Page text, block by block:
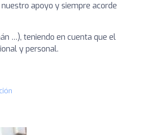
apoyo y siempre acorde
…), teniendo en cuenta que el
y personal.